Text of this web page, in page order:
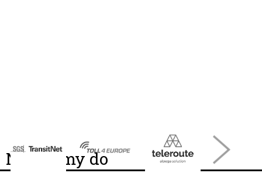
Należymy do